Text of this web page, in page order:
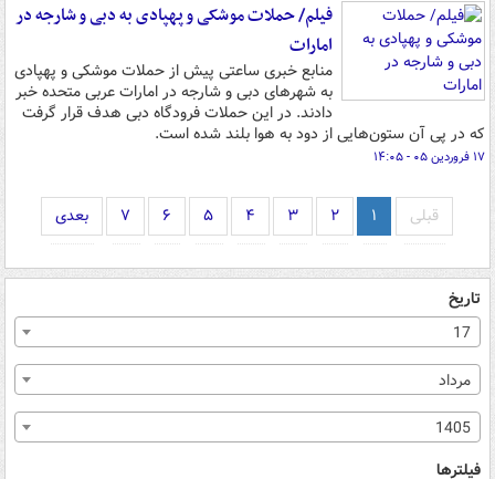
فیلم/ حملات موشکی و پهپادی به دبی و شارجه در
امارات
منابع خبری ساعتی پیش از حملات موشکی و پهپادی
به شهرهای دبی و شارجه در امارات عربی متحده خبر
دادند. در این حملات فرودگاه دبی هدف قرار گرفت
که در پی آن ستون‌هایی از دود به هوا بلند شده است.
۱۷ فروردین ۰۵ - ۱۴:۰۵
قبلی ۱ ۲ ۳ ۴ ۵ ۶ ۷ بعدی
تاریخ
17
مرداد
1405
فیلترها